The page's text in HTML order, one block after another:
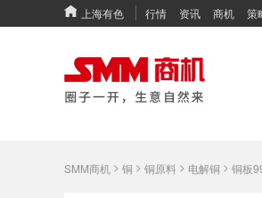
上海有色 行情 资讯 商机 策
SMM商机 > 铜 > 铜原料 > 电解铜 > 铜板